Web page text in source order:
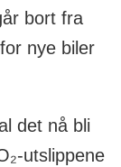
bort fra
nye biler
det nå bli
utslippene